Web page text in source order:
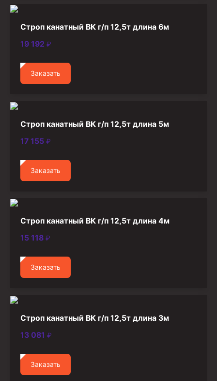
Строп канатный ВК г/п 12,5т длина 6м
19 192 ₽
Заказать
Строп канатный ВК г/п 12,5т длина 5м
17 155 ₽
Заказать
Строп канатный ВК г/п 12,5т длина 4м
15 118 ₽
Заказать
Строп канатный ВК г/п 12,5т длина 3м
13 081 ₽
Заказать